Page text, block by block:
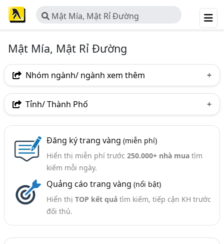
Mật Mía, Mật Rỉ Đường
Mật Mía, Mật Rỉ Đường
Nhóm ngành/ ngành xem thêm
Ngành nghề
Ngành xem thêm
Hóa Chất Xử Lý Nước - Nước Thải (Chất Trợ Lắng PAC,
Chloramin B, Phèn Nhôm,.) (427)
Đường Ăn - Sản Xuất Và Bán Buôn (131)
Men Vi Sinh, Men Vi Sinh Xử Lý Nước Thải, Khử Mùi, Ủ
Phân Compost,. (76)
Tỉnh/ Thành Phố
Bình Dương
TP. Hải Phòng
An Giang
Đăng ký trang vàng (miễn phí)
Hiển thị miễn phí trước 250.000+ nhà muatìm
kiếm mỗi ngày.
Quảng cáo trang vàng (nổi bật)
Hiển thị TOP kết quảtìm kiếm, tiếp cận KH trước
đối thủ.